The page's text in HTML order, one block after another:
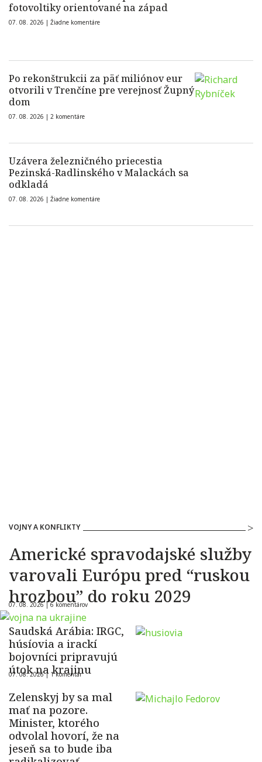
fotovoltiky orientované na západ
07. 08. 2026 | Žiadne komentáre
Po rekonštrukcii za päť miliónov eur
otvorili v Trenčíne pre verejnosť Župný
dom
07. 08. 2026 | 2 komentáre
Uzávera železničného priecestia
Pezinská-Radlinského v Malackách sa
odkladá
07. 08. 2026 | Žiadne komentáre
VOJNY A KONFLIKTY
Americké spravodajské služby
varovali Európu pred “ruskou
hrozbou” do roku 2029
07. 08. 2026 |6 komentárov
Saudská Arábia: IRGC,
húsíovia a irackí
bojovníci pripravujú
útok na krajinu
07. 08. 2026 | 1 komentár
Zelenskyj by sa mal
mať na pozore.
Minister, ktorého
odvolal hovorí, že na
jeseň sa to bude iba